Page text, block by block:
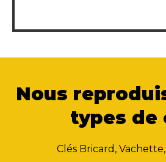
Nous
types de
Clés Bricard,